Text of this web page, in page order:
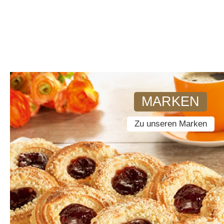
MARKEN
Zu unseren Marken